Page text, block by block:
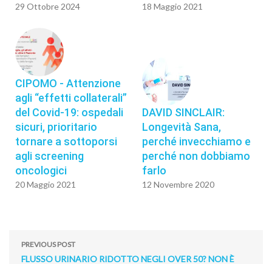
29 Ottobre 2024 18 Maggio 2021
CIPOMO - Attenzione
agli “effetti collaterali”
del Covid-19: ospedali
sicuri, prioritario
tornare a sottoporsi
agli screening
oncologici
20 Maggio 2021
DAVID SINCLAIR:
Longevità Sana,
perché invecchiamo e
perché non dobbiamo
farlo
12 Novembre 2020
PREVIOUS POST
FLUSSO URINARIO RIDOTTO NEGLI OVER 50? NON È